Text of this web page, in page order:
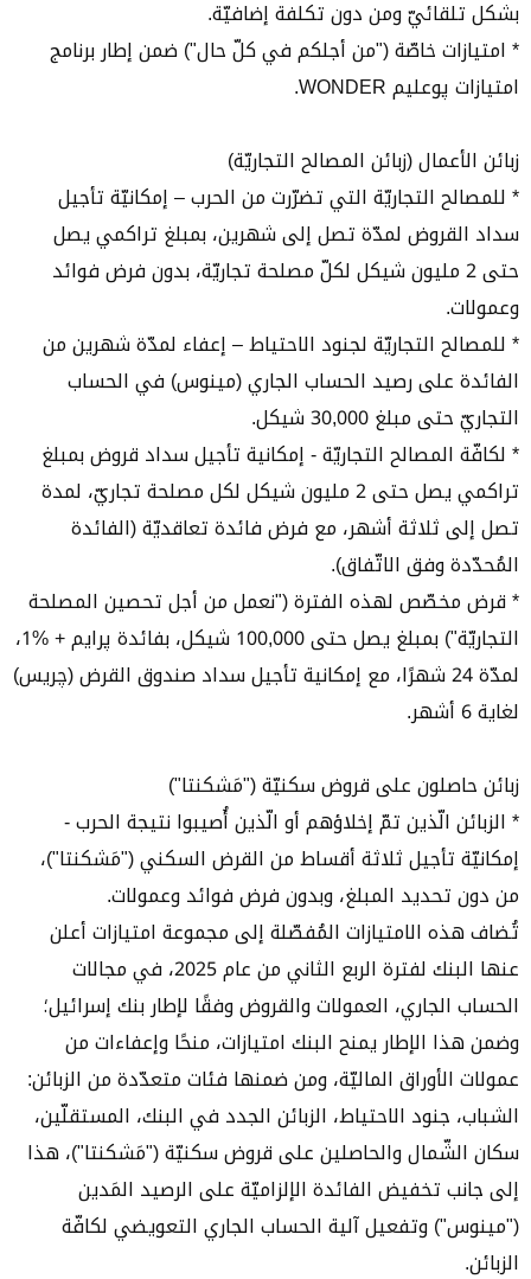
بشكل تلقائيّ ومن دون تكلفة إضافيّة.
* امتيازات خاصّة ("من أجلكم في كلّ حال") ضمن إطار برنامج
امتيازات پوعليم WONDER.
زبائن الأعمال (زبائن المصالح التجاريّة)
* للمصالح التجاريّة التي تضرّرت من الحرب – إمكانيّة تأجيل
سداد القروض لمدّة تصل إلى شهرين، بمبلغ تراكمي يصل
حتى 2 مليون شيكل لكلّ مصلحة تجاريّة، بدون فرض فوائد
وعمولات.
* للمصالح التجاريّة لجنود الاحتياط – إعفاء لمدّة شهرين من
الفائدة على رصيد الحساب الجاري (مينوس) في الحساب
التجاريّ حتى مبلغ 30,000 شيكل.
* لكافّة المصالح التجاريّة - إمكانية تأجيل سداد قروض بمبلغ
تراكمي يصل حتى 2 مليون شيكل لكل مصلحة تجاريّ، لمدة
تصل إلى ثلاثة أشهر، مع فرض فائدة تعاقديّة (الفائدة
المُحدّدة وفق الاتّفاق).
* قرض مخصّص لهذه الفترة ("نعمل من أجل تحصين المصلحة
التجاريّة") بمبلغ يصل حتى 100,000 شيكل، بفائدة پرايم + %1،
لمدّة 24 شهرًا، مع إمكانية تأجيل سداد صندوق القرض (چريس)
لغاية 6 أشهر.
زبائن حاصلون على قروض سكنيّة ("مَشكنتا")
* الزبائن الّذين تمّ إخلاؤهم أو الّذين أُصيبوا نتيجة الحرب -
إمكانيّة تأجيل ثلاثة أقساط من القرض السكني ("مَشكنتا")،
من دون تحديد المبلغ، وبدون فرض فوائد وعمولات.
تُضاف هذه الامتيازات المُفصّلة إلى مجموعة امتيازات أعلن
عنها البنك لفترة الربع الثاني من عام 2025، في مجالات
الحساب الجاري، العمولات والقروض وفقًا لإطار بنك إسرائيل؛
وضمن هذا الإطار يمنح البنك امتيازات، منحًا وإعفاءات من
عمولات الأوراق الماليّة، ومن ضمنها فئات متعدّدة من الزبائن:
الشباب، جنود الاحتياط، الزبائن الجدد في البنك، المستقلّين،
سكان الشّمال والحاصلين على قروض سكنيّة ("مَشكنتا")، هذا
إلى جانب تخفيض الفائدة الإلزاميّة على الرصيد المَدين
("مينوس") وتفعيل آلية الحساب الجاري التعويضي لكافّة
الزبائن.